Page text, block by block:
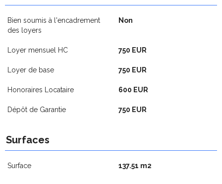
Bien soumis à l'encadrement
des loyers
Non
Loyer mensuel HC 750 EUR
Loyer de base 750 EUR
Honoraires Locataire 600 EUR
Dépôt de Garantie 750 EUR
Surfaces
Surface 137.51 m2